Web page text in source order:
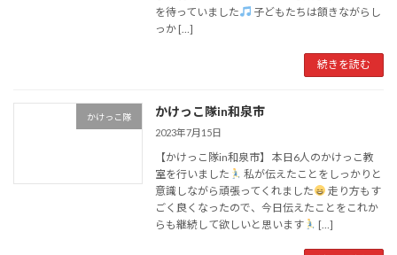
を待っていました
子どもたちは頷きながらし
っか […]
続きを読む
かけっこ隊 かけっこ隊in和泉市
2023年7月15日
【かけっこ隊in和泉市】 本日6人のかけっこ教
室を行いました
私が伝えたことをしっかりと
意識しながら頑張ってくれました
走り方もす
ごく良くなったので、今日伝えたことをこれか
らも継続して欲しいと思います
[…]